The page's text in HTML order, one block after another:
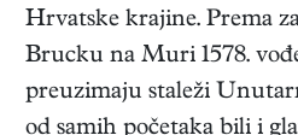
Hrvatske krajine. Prema
Brucku na Muri 1578.
preuzimaju staleži
od samih početaka bili i